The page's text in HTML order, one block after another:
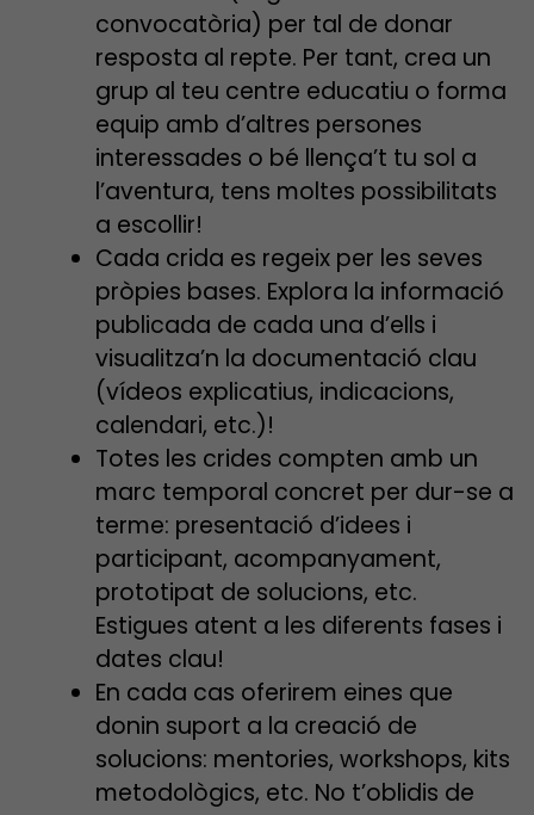
convocatòria) per tal de donar
resposta al repte. Per tant, crea un
grup al teu centre educatiu o forma
equip amb d’altres persones
interessades o bé llença’t tu sol a
l’aventura, tens moltes possibilitats
a escollir!
Cada crida es regeix per les seves
pròpies bases. Explora la informació
publicada de cada una d’ells i
visualitza’n la documentació clau
(vídeos explicatius, indicacions,
calendari, etc.)!
Totes les crides compten amb un
marc temporal concret per dur-se a
terme: presentació d’idees i
participant, acompanyament,
prototipat de solucions, etc.
Estigues atent a les diferents fases i
dates clau!
En cada cas oferirem eines que
donin suport a la creació de
solucions: mentories, workshops, kits
metodològics, etc. No t’oblidis de